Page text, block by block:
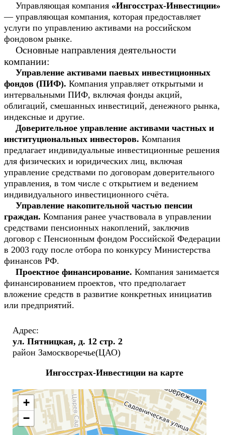
Управляющая компания «Ингосстрах-Инвестиции»
— управляющая компания, которая предоставляет
услуги по управлению активами на российском
фондовом рынке.
Основные направления деятельности
компании:
Управление активами паевых инвестиционных
фондов (ПИФ). Компания управляет открытыми и
интервальными ПИФ, включая фонды акций,
облигаций, смешанных инвестиций, денежного рынка,
индексные и другие.
Доверительное управление активами частных и
институциональных инвесторов. Компания
предлагает индивидуальные инвестиционные решения
для физических и юридических лиц, включая
управление средствами по договорам доверительного
управления, в том числе с открытием и ведением
индивидуального инвестиционного счёта.
Управление накопительной частью пенсии
граждан. Компания ранее участвовала в управлении
средствами пенсионных накоплений, заключив
договор с Пенсионным фондом Российской Федерации
в 2003 году после отбора по конкурсу Министерства
финансов РФ.
Проектное финансирование. Компания занимается
финансированием проектов, что предполагает
вложение средств в развитие конкретных инициатив
или предприятий.
Адрес:
ул. Пятницкая, д. 12 стр. 2
район Замоскворечье(ЦАО)
Ингосстрах-Инвестиции на карте
+
−